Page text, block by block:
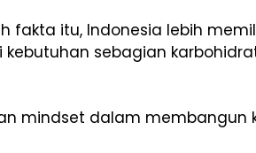
fakta itu, Indonesia lebih
sebagian
mindset dalam membangun